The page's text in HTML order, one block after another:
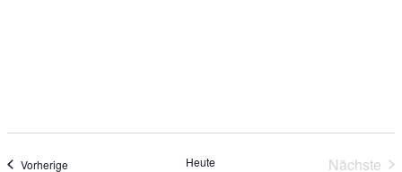
Vorherige Heute
Nächste